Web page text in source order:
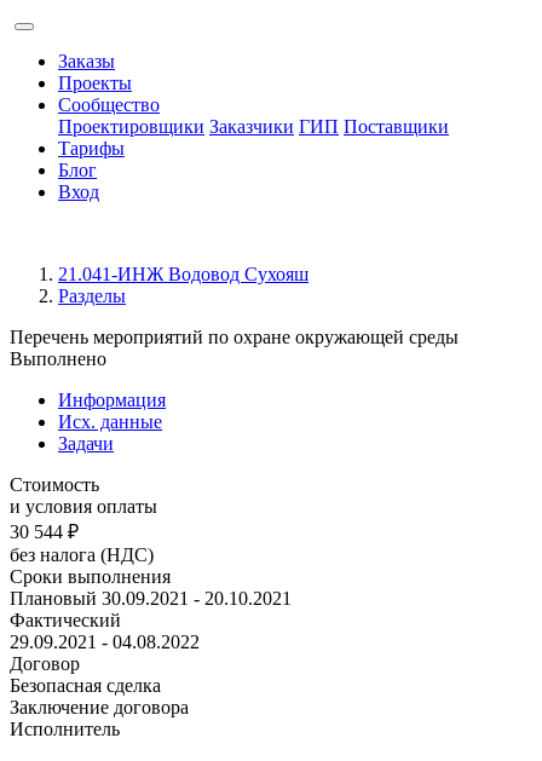
Заказы
Проекты
Сообщество
Проектировщики Заказчики ГИП Поставщики
Тарифы
Блог
Вход
21.041-ИНЖ Водовод Сухояш
Разделы
Перечень мероприятий по охране окружающей среды
Выполнено
Информация
Исх. данные
Задачи
Стоимость
и условия оплаты
30 544 ₽
без налога (НДС)
Сроки выполнения
Плановый 30.09.2021 - 20.10.2021
Фактический
29.09.2021 - 04.08.2022
Договор
Безопасная сделка
Заключение договора
Исполнитель